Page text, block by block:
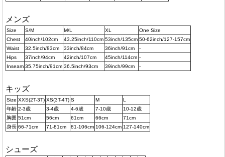
メンズ
Size S/M M/L XL
One Size
Chest
40inch/102cm 43.25inch/110cm 53inch/135cm 50-62inch/127-157cm
Waist
32.5inch/83cm 33inch/84cm 36inch/91cm
-
Hips
37inch/94cm 42inch/107cm 45inch/114cm -
Inseam 35.75inch/91cm 36.5inch/93cm 39inch/99cm -
キッズ
Size XXS(2T-3T) XS(3T-4T) S M
L
年齢 2-3歳 3-4歳 4-6歳 7-10歳
10-12歳
胸囲 51cm 56cm 61cm 66cm
71cm
身長 66-71cm 71-81cm 81-106cm 106-124cm 127-140cm
シューズ